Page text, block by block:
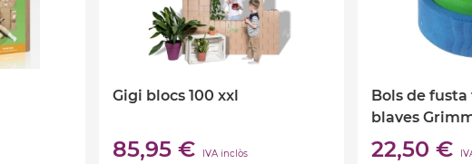
Gigi blocs 100 xxl
85,95 € IVA inclòs
Bols de
blaves
22,50 €